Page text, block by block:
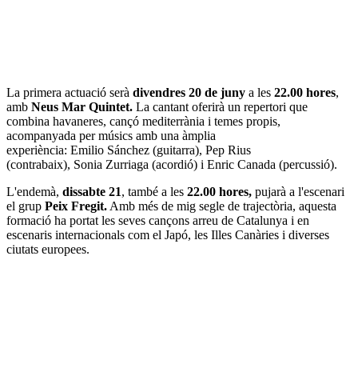
La primera actuació serà divendres 20 de juny a les 22.00 hores,
amb Neus Mar Quintet. La cantant oferirà un repertori que
combina havaneres, cançó mediterrània i temes propis,
acompanyada per músics amb una àmplia
experiència: Emilio Sánchez (guitarra), Pep Rius
(contrabaix), Sonia Zurriaga (acordió) i Enric Canada (percussió).
L'endemà, dissabte 21, també a les 22.00 hores, pujarà a l'escenari
el grup Peix Fregit. Amb més de mig segle de trajectòria, aquesta
formació ha portat les seves cançons arreu de Catalunya i en
escenaris internacionals com el Japó, les Illes Canàries i diverses
ciutats europees.